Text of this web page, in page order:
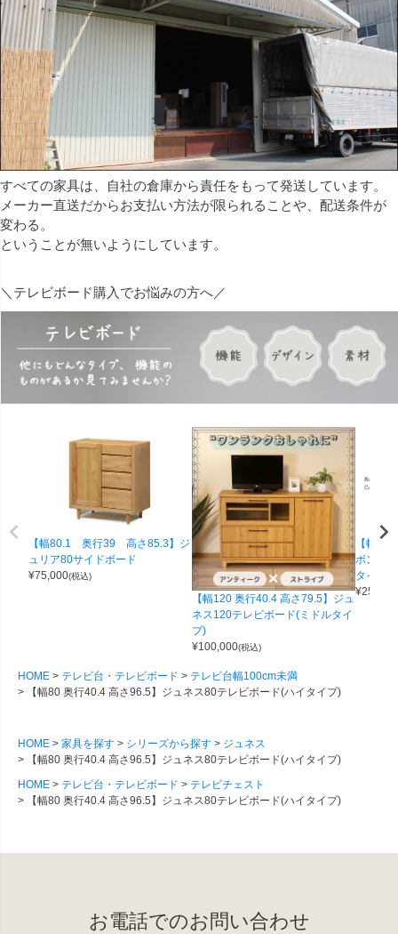
すべての家具は、自社の倉庫から責任をもって発送しています。
メーカー直送だからお支払い方法が限られることや、配送条件が
変わる。
ということが無いようにしています。
＼テレビボード購入でお悩みの方へ／
【幅80.1 奥行39 高さ85.3】ジ
ュリア80サイドボード
¥75,000(税込)
【幅120 奥行40.4 高さ79.5】ジュ
ネス120テレビボード(ミドルタイ
プ)
¥100,000(税込)
【幅
ボン80
タイプ)
¥
HOME テレビ台・テレビボード
テレビ台幅100cm未満
【幅80 奥行40.4 高さ96.5】ジュネス80テレビボード(ハイタイプ)
HOME 家具を探す シリーズから探す
ジュネス
【幅80 奥行40.4 高さ96.5】ジュネス80テレビボード(ハイタイプ)
HOME
テレビ台・テレビボード
テレビチェスト
【幅80 奥行40.4 高さ96.5】ジュネス80テレビボード(ハイタイプ)
お電話でのお問い合わせ